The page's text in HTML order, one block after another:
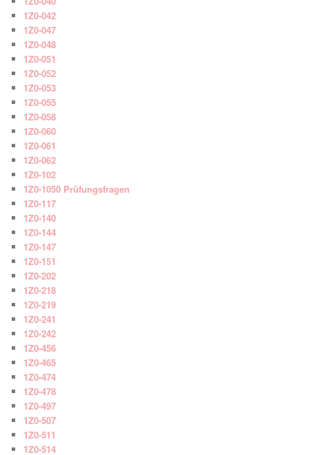
1Z0-042
1Z0-047
1Z0-048
1Z0-051
1Z0-052
1Z0-053
1Z0-055
1Z0-058
1Z0-060
1Z0-061
1Z0-062
1Z0-102
1Z0-1050 Prüfungsfragen
1Z0-117
1Z0-140
1Z0-144
1Z0-147
1Z0-151
1Z0-202
1Z0-218
1Z0-219
1Z0-241
1Z0-242
1Z0-456
1Z0-465
1Z0-474
1Z0-478
1Z0-497
1Z0-507
1Z0-511
1Z0-514